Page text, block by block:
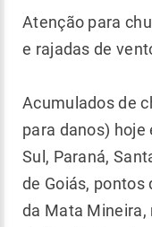
Atenção para
e rajadas de
Acumulados de
para danos) hoje
Sul, Paraná,
de Goiás, pontos
da Mata Mineira,